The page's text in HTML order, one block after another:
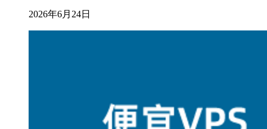
2026年6月24日